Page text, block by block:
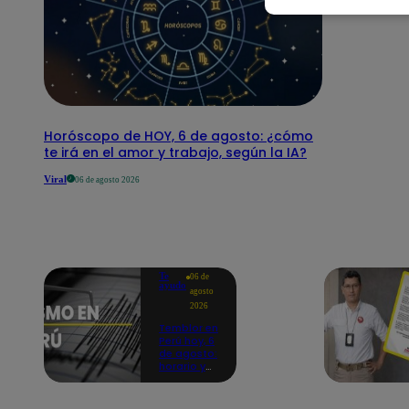
Horóscopo de HOY, 6 de agosto: ¿cómo
te irá en el amor y trabajo, según la IA?
Viral 06 de agosto 2026
Te
ayudo
06 de
agosto
2026
Temblor en
Perú hoy, 6
de agosto:
horario y